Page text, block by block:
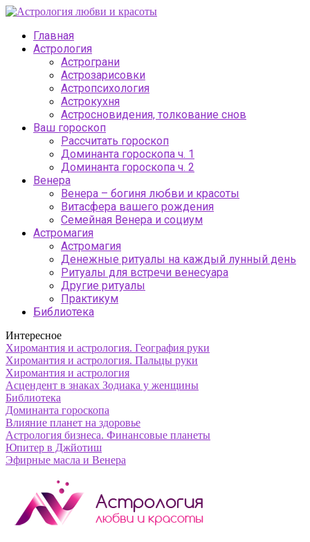
Главная
Астрология
Астрограни
Астрозарисовки
Астропсихология
Астрокухня
Астросновидения, толкование снов
Ваш гороскоп
Рассчитать гороскоп
Доминанта гороскопа ч. 1
Доминанта гороскопа ч. 2
Венера
Венера – богиня любви и красоты
Витасфера вашего рождения
Семейная Венера и социум
Астромагия
Астромагия
Денежные ритуалы на каждый лунный день
Ритуалы для встречи венесуара
Другие ритуалы
Практикум
Библиотека
Интересное
Хиромантия и астрология. География руки
Хиромантия и астрология. Пальцы руки
Хиромантия и астрология
Асцендент в знаках Зодиака у женщины
Библиотека
Доминанта гороскопа
Влияние планет на здоровье
Астрология бизнеса. Финансовые планеты
Юпитер в Джйотиш
Эфирные масла и Венера